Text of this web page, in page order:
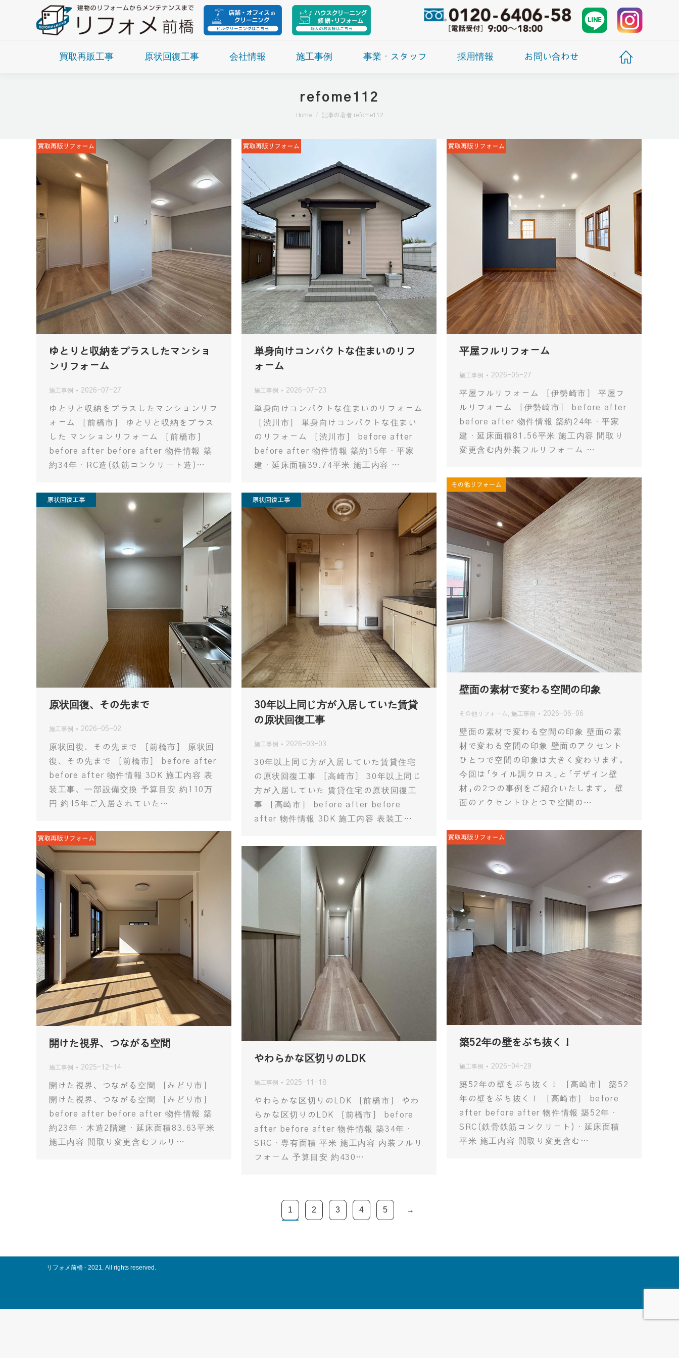
買取再販工事 原状回復工事 会社情報 施工事例 事業・スタッフ 採用情報 お問い合わせ
refome112
現在地:
Home 記事の著者 refome112
ゆとりと収納をプラスしたマンショ
ンリフォーム
施工事例 2026-07-27
ゆとりと収納をプラスしたマンションリフ
ォーム ［前橋市］ ゆとりと収納をプラス
した マンションリフォーム ［前橋市］
before after before after 物件情報 築
約34年・RC造(鉄筋コンクリート造)…
単身向けコンパクトな住まいのリフ
ォーム
施工事例 2026-07-23
単身向けコンパクトな住まいのリフォーム
［渋川市］ 単身向けコンパクトな住まい
のリフォーム ［渋川市］ before after
before after 物件情報 築約15年・平家
建・延床面積39.74平米 施工内容 …
平屋フルリフォーム
施工事例 2026-05-27
平屋フルリフォーム ［伊勢崎市］ 平屋フ
ルリフォーム ［伊勢崎市］ before after
before after 物件情報 築約24年・平家
建・延床面積81.56平米 施工内容 間取り
変更含む内外装フルリフォーム …
壁面の素材で変わる空間の印象
その他リフォーム 施工事例 2026-06-06
壁面の素材で変わる空間の印象 壁面の素
材で変わる空間の印象 壁面のアクセント
ひとつで空間の印象は大きく変わります。
今回は「タイル調クロス」と「デザイン壁
材」の2つの事例をご紹介いたします。 壁
面のアクセントひとつで空間の…
原状回復、その先まで
施工事例 2026-05-02
原状回復、その先まで ［前橋市］ 原状回
復、その先まで ［前橋市］ before after
before after 物件情報 3DK 施工内容 表
装工事、一部設備交換 予算目安 約110万
円 約15年ご入居されていた…
30年以上同じ方が入居していた賃貸
の原状回復工事
施工事例 2026-03-03
30年以上同じ方が入居していた賃貸住宅
の原状回復工事 ［高崎市］ 30年以上同じ
方が入居していた 賃貸住宅の原状回復工
事 ［高崎市］ before after before
after 物件情報 3DK 施工内容 表装工…
築52年の壁をぶち抜く！
施工事例 2026-04-29
築52年の壁をぶち抜く！ ［高崎市］ 築52
年の壁をぶち抜く！ ［高崎市］ before
after before after 物件情報 築52年・
SRC(鉄骨鉄筋コンクリート)・延床面積
平米 施工内容 間取り変更含む…
開けた視界、つながる空間
施工事例 2025-12-14
開けた視界、つながる空間 ［みどり市］
開けた視界、つながる空間 ［みどり市］
before after before after 物件情報 築
約23年・木造2階建・延床面積83.63平米
施工内容 間取り変更含むフルリ…
やわらかな区切りのLDK
施工事例 2025-11-18
やわらかな区切りのLDK ［前橋市］ やわ
らかな区切りのLDK ［前橋市］ before
after before after 物件情報 築34年・
SRC・専有面積 平米 施工内容 内装フルリ
フォーム 予算目安 約430…
1 2 3 4 5 →
リフォメ前橋 - 2021. All rights reserved.